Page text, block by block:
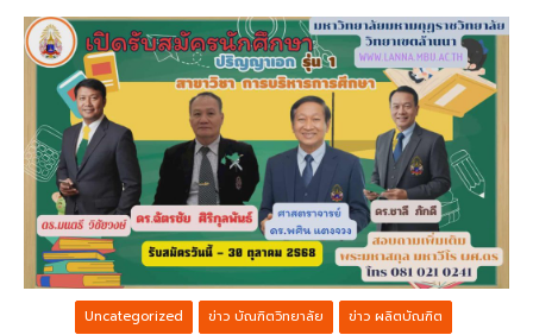
Uncategorized ข่าว บัณฑิตวิทยาลัย
ข่าว ผลิตบัณฑิต